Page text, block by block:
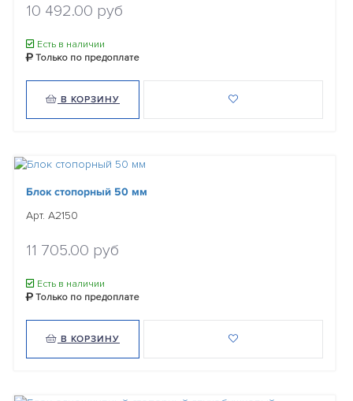
10 492.00 руб
Есть в наличии
Только по предоплате
В КОРЗИНУ
Блок стопорный 50 мм
Арт. A2150
11 705.00 руб
Есть в наличии
Только по предоплате
В КОРЗИНУ